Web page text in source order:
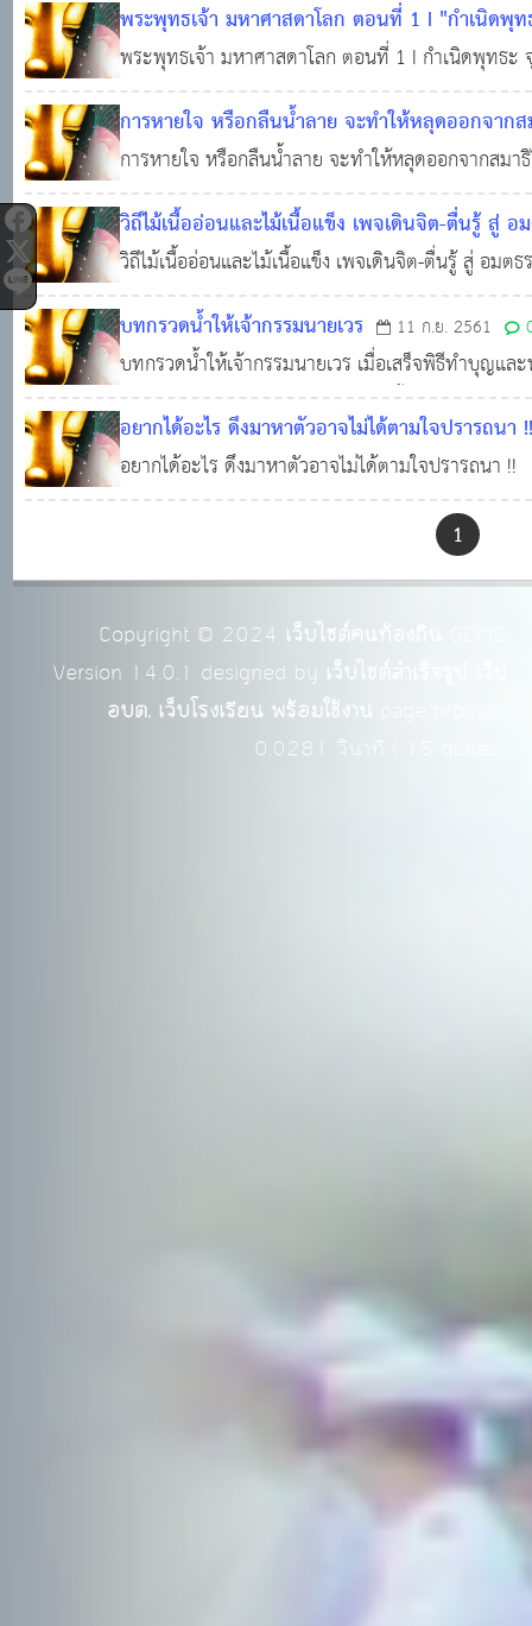
พระพุทธเจ้า มหาศาสดาโลก ตอนที่ 1 I "กำเนิดพุ
2565 0 2,745
พระพุทธเจ้า มหาศาสดาโลก ตอนที่ 1 I กำเนิดพุทธะ
การหายใจ หรือกลืนน้ำลาย จะทำให้หลุดออกจาก
ก.ย. 2564 0 2,972
การหายใจ หรือกลืนน้ำลาย จะทำให้หลุดออกจากสม
วิถีไม้เนื้ออ่อนและไม้เนื้อแข็ง เพจเดินจิต-ตื่นรู้ สู่ อ
วิถีไม้เนื้ออ่อนและไม้เนื้อแข็ง เพจเดินจิต-ตื่นรู้ สู่ อมตธ
บทกรวดน้ำให้เจ้ากรรมนายเวร 11 ก.ย. 2561
บทกรวดน้ำให้เจ้ากรรมนายเวร เมื่อเสร็จพิธีทำบุญแ
กับเจ้ากรรมนายเวรของเราโดยว่าดังนี้ ข้าพเจ้าขออุ
นายเวรทั้งหลายของข้าพเจ้า ที่ข้าพเจ้าได้เคยล่วงเกิน
อยากได้อะไร ดึงมาหาตัวอาจไม่ได้ตามใจปรารถนา
อยากได้อะไร ดึงมาหาตัวอาจไม่ได้ตามใจปรารถนา !!
1
Copyright © 2024 เว็บไซต์คนท้องถิ่น
Version 14.0.1 designed by เว็บไซต์สำเร็จรูป เว็บ
อบต. เว็บโรงเรียน พร้อมใช้งาน
0.0281
วินาที (